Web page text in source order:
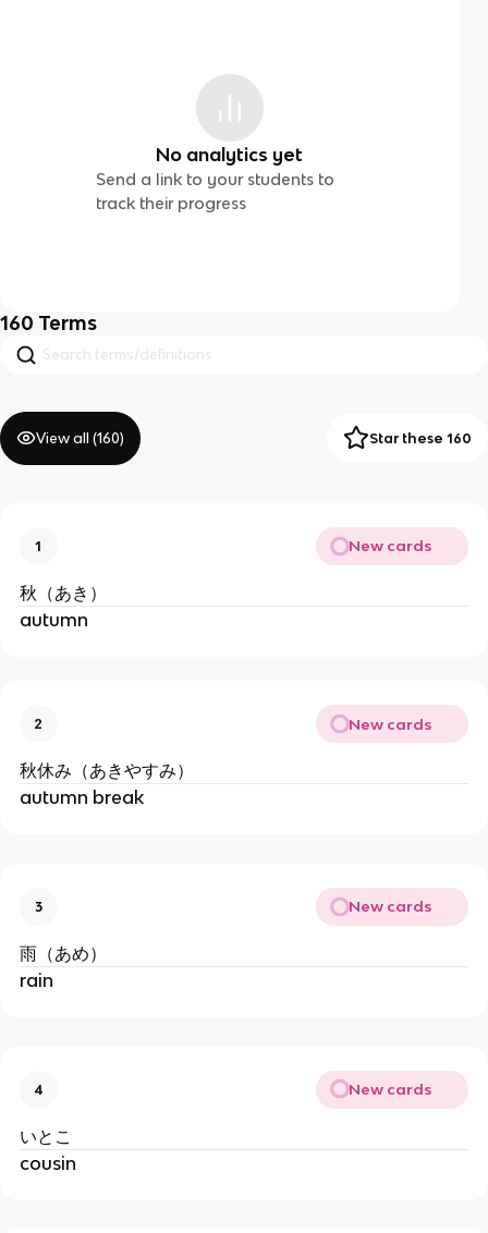
No analytics yet
Send a link to your students to
track their progress
160 Terms
View all (160) Star these 160
1 New cards
秋（あき）
autumn
2 New cards
秋休み（あきやすみ）
autumn break
3 New cards
雨（あめ）
rain
4 New cards
いとこ
cousin